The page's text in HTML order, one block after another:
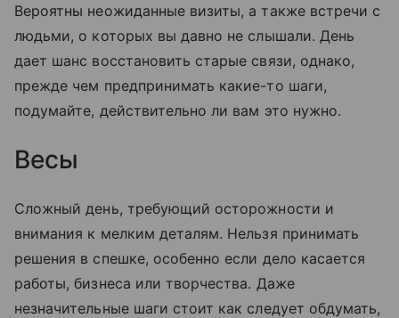
Вероятны неожиданные визиты, а также встречи с
людьми, о которых вы давно не слышали. День
дает шанс восстановить старые связи, однако,
прежде чем предпринимать какие-то шаги,
подумайте, действительно ли вам это нужно.
Весы
Сложный день, требующий осторожности и
внимания к мелким деталям. Нельзя принимать
решения в спешке, особенно если дело касается
работы, бизнеса или творчества. Даже
незначительные шаги стоит как следует обдумать,